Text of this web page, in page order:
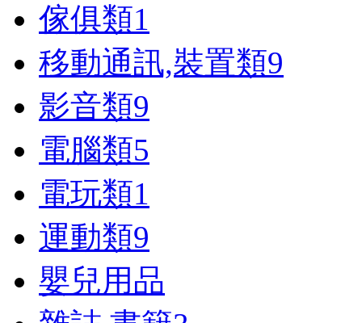
傢俱類1
移動通訊,裝置類9
影音類9
電腦類5
電玩類1
運動類9
嬰兒用品